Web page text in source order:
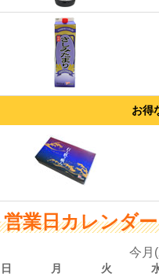
お得
営業日カレンダー
今月
日 月 火